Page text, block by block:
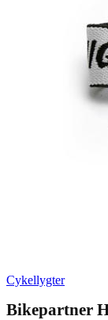
Cykellygter
Bikepartner